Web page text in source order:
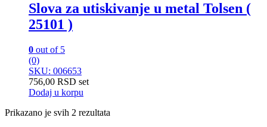
Slova za utiskivanje u metal Tolsen (
25101 )
0 out of 5
(0)
SKU: 006653
756,00 RSD set
Dodaj u korpu
Prikazano je svih 2 rezultata